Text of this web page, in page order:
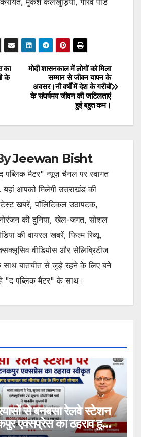
मोदी शासनकाल में लोगों को मिला
सम्मान से जीवन यापन के
अवसर।नौ वर्षों में देश के गरीबों
के संघर्षमय जीवन की जटिलताएं
हुई बहुत कम।
का
के
Jeewan Bisht
पब्लिक मैटर" न्यूज़ चैनल पर स्वागत
यहां आपको मिलेगी उत्तराखंड की
खबरें, पॉलिटिकल उठापटक,
की दुनिया, खेल-जगत, सोशल
की वायरल खबरें, फिल्म रिव्यू,
वीडियोस और सेलिब्रिटीज
बातचीत से जुड़े रहने के लिए बने
"द पब्लिक मैटर" के साथ।
से बनबसा रेलवे स्टेशन
एक्सप्रेस का ठहराव हुआ